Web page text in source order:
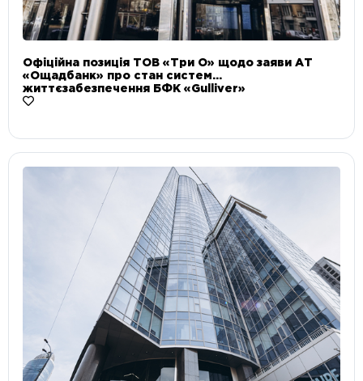
Офіційна позиція ТОВ «Три О» щодо заяви АТ
«Ощадбанк» про стан систем
життєзабезпечення БФК «Gulliver»